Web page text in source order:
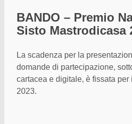
BANDO – Premio
Sisto Mastrodicasa
La scadenza per la
domande di partecipazione,
cartacea e digitale, è fissata per
2023.